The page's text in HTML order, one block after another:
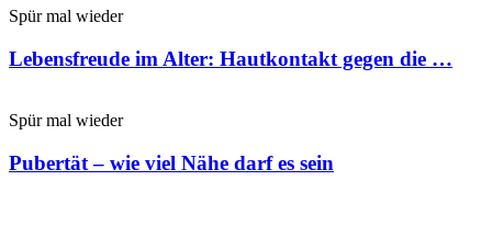
Spür mal wieder
Lebensfreude im Alter: Hautkontakt gegen die …
Spür mal wieder
Pubertät – wie viel Nähe darf es sein